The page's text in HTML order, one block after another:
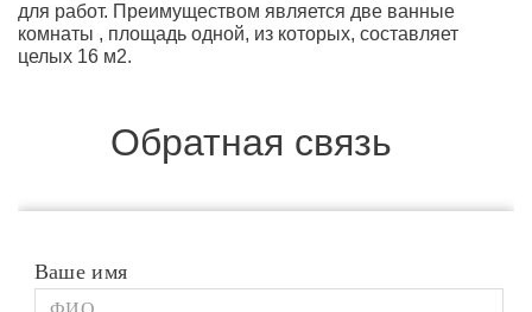
для работ. Преимуществом является две ванные
комнаты , площадь одной, из которых, составляет
целых 16 м2.
Обратная связь
Ваше имя